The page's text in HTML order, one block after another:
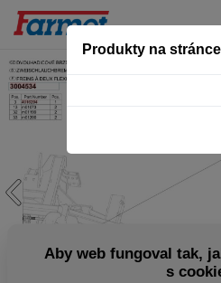
Produkty na stránce
Aby web fungoval tak,
s